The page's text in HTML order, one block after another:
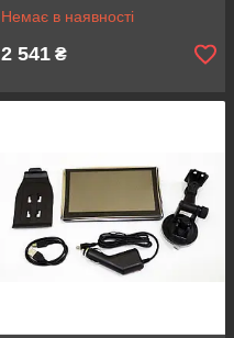
Немає в наявності
2 541 ₴